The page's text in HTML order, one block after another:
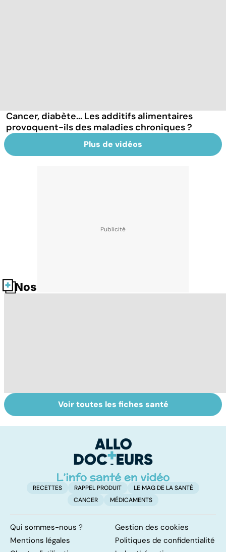
Cancer, diabète... Les additifs alimentaires
provoquent-ils des maladies chroniques ?
Plus de vidéos
Nos fiches santé
HPV : tout savoir
sur les
Cancer : la
fatigue avant
Voir toutes les fiches santé
RECETTES RAPPEL PRODUIT
LE MAG DE LA SANTÉ
CANCER
MÉDICAMENTS
Qui sommes-nous ?
Gestion des cookies
Mentions légales
Politiques de confidentialité